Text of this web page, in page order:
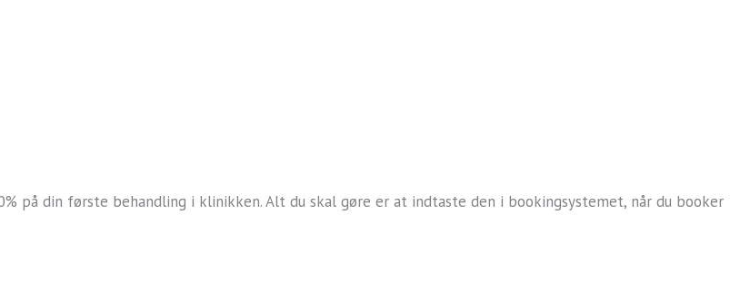
på din første behandling i klinikken. Alt du skal gøre er at indtaste den i bookingsystemet, når du booker